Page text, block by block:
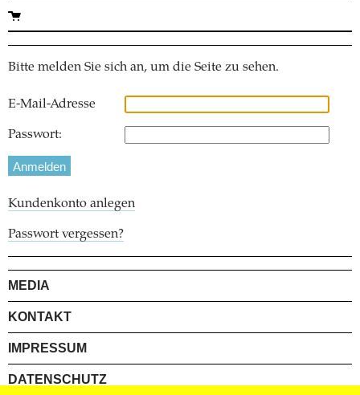
Bitte melden Sie sich an, um die Seite zu sehen.
E-Mail-Adresse
Passwort:
Kundenkonto anlegen
Passwort vergessen?
MEDIA
KONTAKT
IMPRESSUM
DATENSCHUTZ